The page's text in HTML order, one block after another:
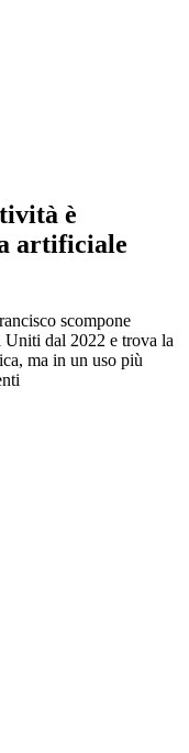
è
artificiale
scompone
dal 2022 e trova la
ma in un uso più